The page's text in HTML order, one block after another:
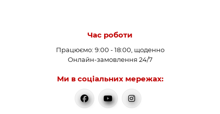
Час роботи
Працюємо: 9:00 - 18:00, щоденно
Онлайн-замовлення 24/7
Ми в соціальних мережах: